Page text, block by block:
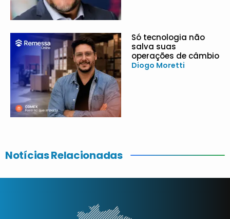
Só tecnologia não
salva suas
operações de câmbio
Diogo Moretti
Notícias Relacionadas